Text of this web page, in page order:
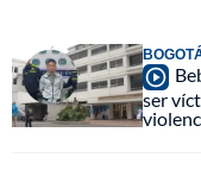
ser